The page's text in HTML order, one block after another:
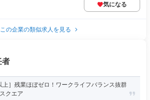
気になる
この企業の類似求人を見る
者
上］残業ほぼゼロ！ワークライフバランス抜群
クエア